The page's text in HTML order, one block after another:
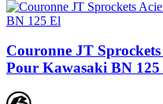
Couronne JT
Pour Kawasaki BN